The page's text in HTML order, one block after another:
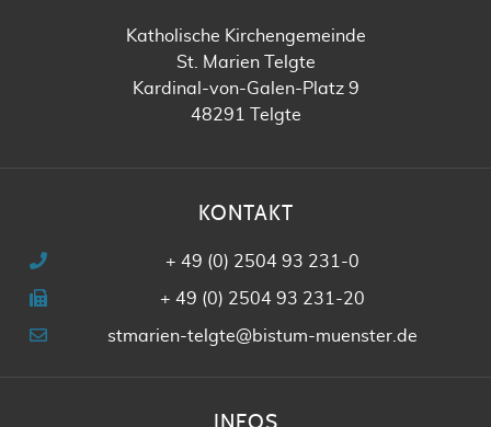
Katholische Kirchengemeinde
St. Marien Telgte
Kardinal-von-Galen-Platz 9
48291 Telgte
KONTAKT
+ 49 (0) 2504 93 231-0
+ 49 (0) 2504 93 231-20
stmarien-telgte@bistum-muenster.de